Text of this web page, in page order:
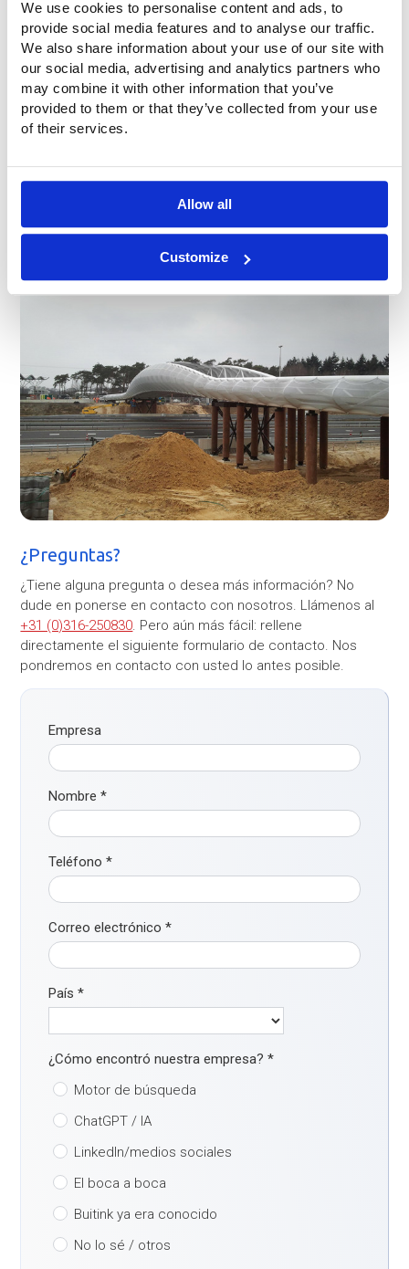
We use cookies to personalise content and ads, to
provide social media features and to analyse our traffic.
We also share information about your use of our site with
our social media, advertising and analytics partners who
may combine it with other information that you’ve
provided to them or that they’ve collected from your use
of their services.
Allow all
Customize
¿Preguntas?
¿Tiene alguna pregunta o desea más información? No
dude en ponerse en contacto con nosotros. Llámenos al
+31 (0)316-250830. Pero aún más fácil: rellene
directamente el siguiente formulario de contacto. Nos
pondremos en contacto con usted lo antes posible.
Empresa
Nombre*
Teléfono*
Correo electrónico*
País*
¿Cómo encontró nuestra empresa?*
Motor de búsqueda
ChatGPT / IA
LinkedIn/medios sociales
El boca a boca
Buitink ya era conocido
No lo sé / otros